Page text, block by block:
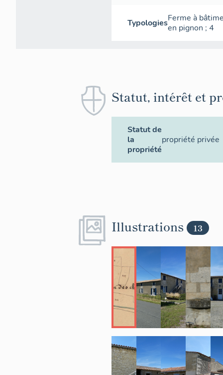
TypologiesFerme à
en pignon ; 4
Statut, intérêt et
Statut de
la
propriété
propriété privée
Illustrations 13